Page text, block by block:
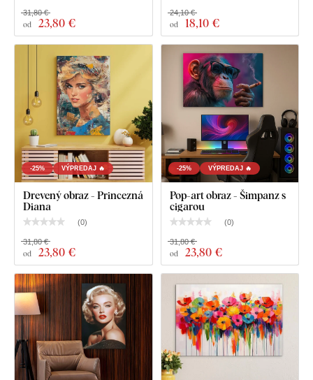
obrazu
Prehľadný návod na montáž
od 23,80 €
31,80 €
od 18,10 €
24,10 €
-25% VÝPREDAJ 🔥
Drevený obraz - Princezná
Diana
(0)
od 23,80 €
31,80 €
-25% VÝPREDAJ 🔥
Pop-art obraz - Šimpanz s
cigarou
(0)
od 23,80 €
31,80 €